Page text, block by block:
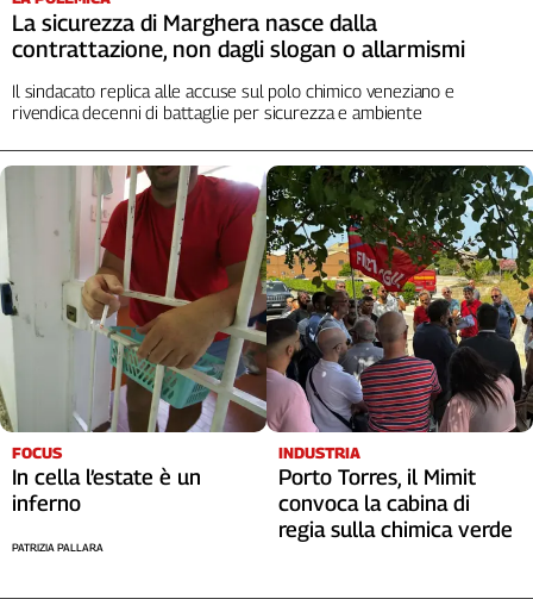
La sicurezza di Marghera nasce dalla
contrattazione, non dagli slogan o allarmismi
Il sindacato replica alle accuse sul polo chimico veneziano e
rivendica decenni di battaglie per sicurezza e ambiente
FOCUS
In cella l’estate è un
inferno
PATRIZIA PALLARA
INDUSTRIA
Porto Torres, il Mimit
convoca la cabina di
regia sulla chimica verde